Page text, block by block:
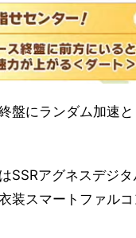
盤にランダム加速
SSRアグネスデジ
装スマートファル